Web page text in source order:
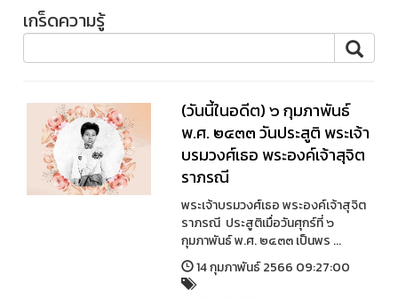
เกร็ดความรู้
(วันนี้ในอดีต) ๖ กุมภาพันธ์
พ.ศ. ๒๔๓๓ วันประสูติ พระเจ้า
บรมวงศ์เธอ พระองค์เจ้าสุจิต
ราภรณี
พระเจ้าบรมวงศ์เธอ พระองค์เจ้าสุจิต
ราภรณี ประสูติเมื่อวันศุกร์ที่ ๖
กุมภาพันธ์ พ.ศ. ๒๔๓๓ เป็นพร ...
14 กุมภาพันธ์ 2566 09:27:00